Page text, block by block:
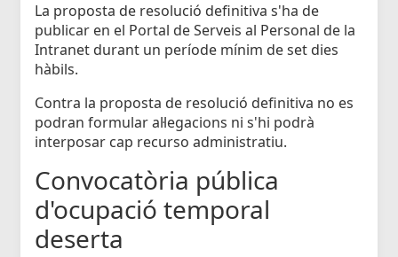
La proposta de resolució definitiva s'ha de
publicar en el Portal de Serveis al Personal de la
Intranet durant un període mínim de set dies
hàbils.
Contra la proposta de resolució definitiva no es
podran formular al·legacions ni s'hi podrà
interposar cap recurso administratiu.
Convocatòria pública
d'ocupació temporal
deserta